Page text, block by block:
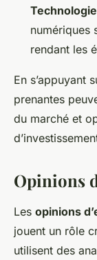
numériques
rendant les
En s’appuyant
prenantes
du marché et
Opinions
Les opinions
jouent un rôle
utilisent des